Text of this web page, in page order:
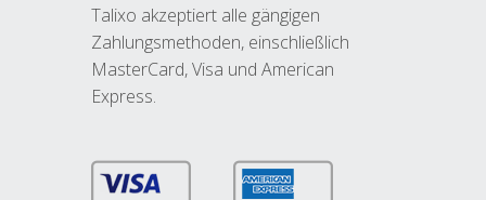
Talixo akzeptiert alle gängigen
Zahlungsmethoden, einschließlich
MasterCard, Visa und American
Express.